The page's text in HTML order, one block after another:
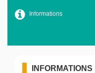
Informations
INFORMATIONS